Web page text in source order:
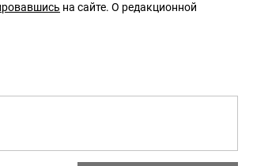
на сайте. О редакционной